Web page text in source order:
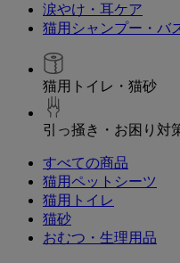
涙やけ・耳ケア
猫用シャンプー・バ
猫用トイレ・猫砂
引っ掻き・お困り対
すべての商品
猫用ペットシーツ
猫用トイレ
猫砂
おむつ・生理用品